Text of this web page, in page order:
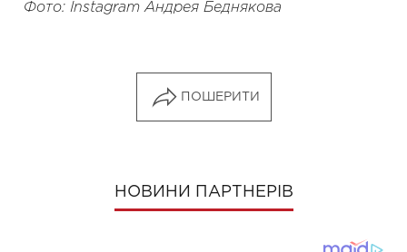
Фото: Instagram Андрея Беднякова
ПОШЕРИТИ
НОВИНИ ПАРТНЕРІВ